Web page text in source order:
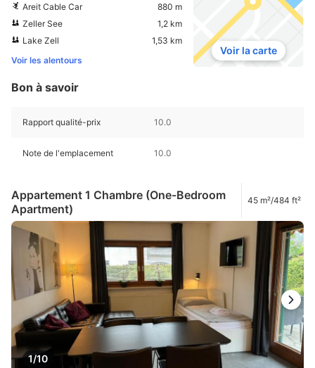
Areit Cable Car
880 m
Zeller See
1,2 km
Lake Zell
1,53 km
Voir les alentours
Voir la carte
Bon à savoir
Rapport qualité-prix 10.0
Note de l'emplacement 10.0
Appartement 1 Chambre (One-Bedroom
Apartment)
45 m²/484 ft²
1/10